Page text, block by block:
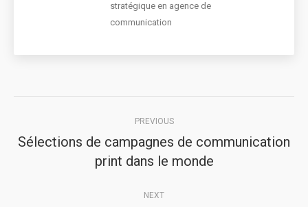
stratégique en agence de
communication
navigation
PREVIOUS
Previous
post:
Sélections de campagnes de communication
print dans le monde
NEXT